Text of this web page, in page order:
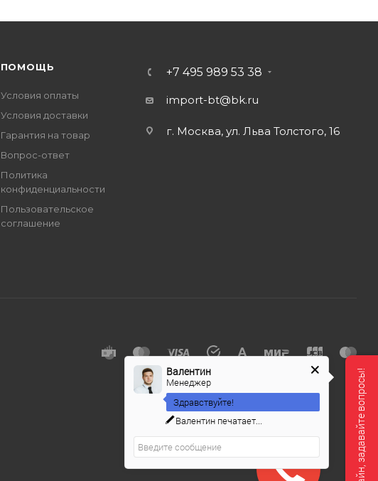
ПОМОЩЬ
Условия оплаты
Условия доставки
Гарантия на товар
Вопрос-ответ
Политика
конфиденциальности
Пользовательское
соглашение
+7 495 989 53 38
import-bt@bk.ru
г. Москва, ул. Льва Толстого, 16
Мы онлайн, задавайте вопросы!
Валентин
Менеджер
Здравствуйте!
Валентин печатает...